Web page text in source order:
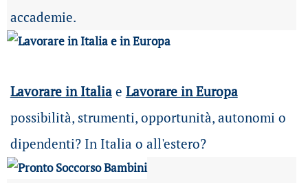
accademie.
Lavorare in Italia e Lavorare in Europa
possibilità, strumenti, opportunità, autonomi o
dipendenti? In Italia o all'estero?